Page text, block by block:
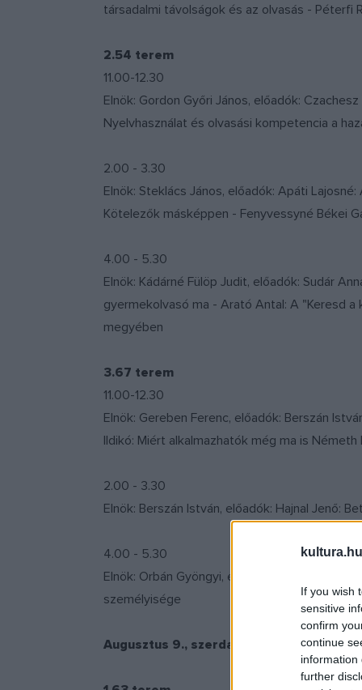
If you wish
sensitive
confirm
continue
information
further
társadalmi távolságok és az olvasás - Péterfi
2.54 terem
11.00-12.30
Elnök: Gordon Győri János, előadók:
Nyelvhasználat és olvasási kompetencia a
2.00 - 3.30
Elnök: Steklács János, előadók: Apáti
Kötelezők másképpen - Fenyvessyné Békei
4.00 - 5.30
Elnök: Kádárné Fülöp Judit, előadók: Sudár
gyermekolvasó ma - Arató Antal: A "Keresd
megyében
3.67 terem
11.00-12.30
Elnök: Gereben Ferenc, előadók: Berszán
Ildikó: Miért alkalmazhatók még ma is
2.00 - 3.30
Elnök: Berszán István, előadók: Hajnal Jenő:
4.00 - 5.30
Elnök: Orbán Gyöngyi, előadók: Bartos Éva:
személyisége
Augusztus 9., szerda